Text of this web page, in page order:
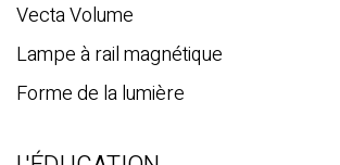
Vecta Volume
Lampe à rail magnétique
Forme de la lumière